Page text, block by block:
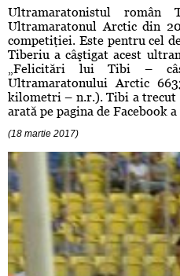
Ultramaratonistul român
Ultramaratonul Arctic din
competiţiei. Este pentru cel
Tiberiu a câştigat acest
„Felicitări lui Tibi –
Ultramaratonului Arctic
kilometri – n.r.). Tibi a trecut
arată pe pagina de Facebook a
(18 martie 2017)